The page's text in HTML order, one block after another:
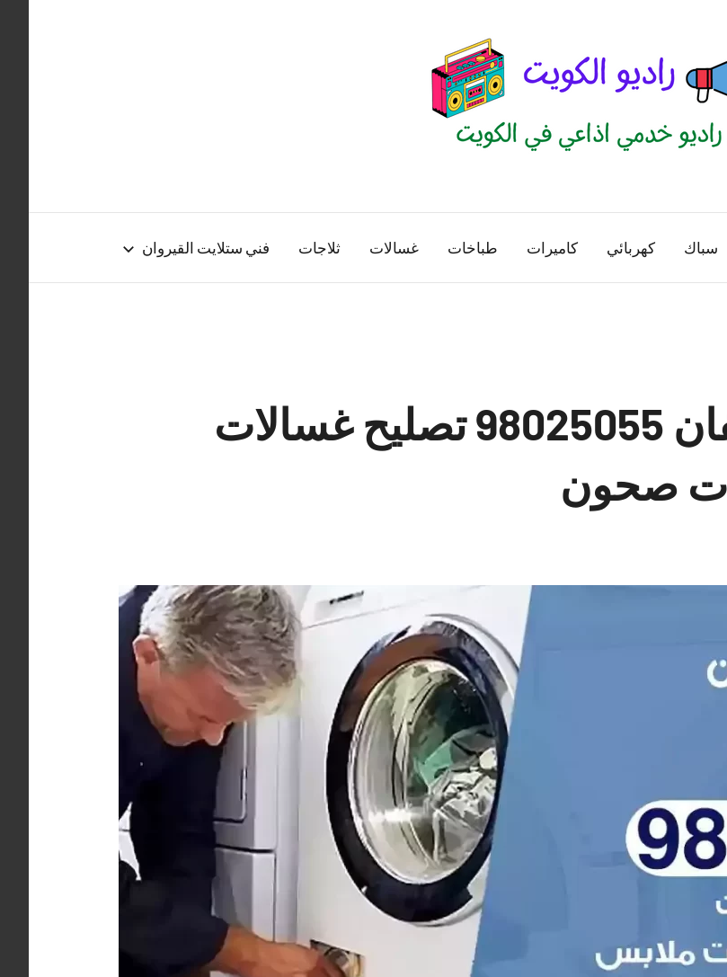
الكويت
منصة
اذاعية
سباك كهربائي كاميرات طباخات غسالات ثلاجات فني ستلايت القيروان
فني غسالات كيفان 98025055 تصليح غسالات
صحون